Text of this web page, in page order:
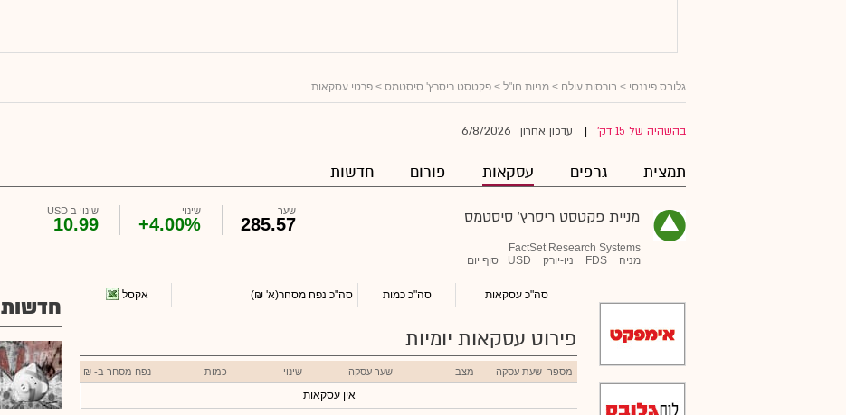
גלובס פיננסי > בורסות עולם > מניות חו"ל > פקטסט ריסרץ' סיסטמס > פרטי עסקאות
בהשהיה של 15 דק' עדכון אחרון 6/8/2026
תמצית גרפים עסקאות פורום חדשות
מניית פקטסט ריסרץ' סיסטמס
FactSet Research Systems
מניה
FDS ניו-יורק USD סוף יום
שער
285.57
שינוי
+4.00%
שינוי ב USD
10.99
סה"כ עסקאות סה"כ כמות סה"כ נפח מסחר(א' ₪) אקסל
פירוט עסקאות יומיות
מספר שעת עסקה מצב שער עסקה שינוי כמות נפח מסחר ב- ₪
אין עסקאות
חדשות